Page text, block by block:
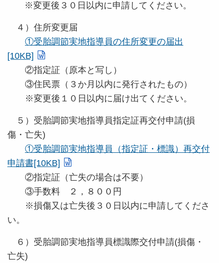
※変更後３０日以内に申請してください。
４）住所変更届
①受胎調節実地指導員の住所変更の届出
[10KB]
②指定証（原本と写し）
③住民票（３か月以内に発行されたもの）
※変更後１０日以内に届け出てください。
５）受胎調節実地指導員指定証再交付申請(損
傷・亡失)
①受胎調節実地指導員（指定証・標識）再交付
申請書[10KB]
②指定証（亡失の場合は不要）
③手数料 ２，８００円
※損傷又は亡失後３０日以内に申請してくださ
い。
６）受胎調節実地指導員標識際交付申請(損傷・
亡失)